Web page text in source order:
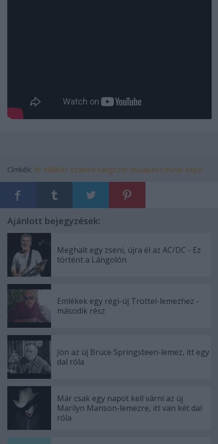
Címkék: hír kiállítás szakma hangszer budapest music expo
Ajánlott bejegyzések:
Meghalt egy zseni, újra él az AC/DC - Ez
történt a Lángolón
Emlékek egy régi-új Trottel-lemezhez -
második rész
Jön az új Bruce Springsteen-lemez, itt egy
dal róla
Már csak egy napot kell várni az új
Marilyn Manson-lemezre, itt van két dal
róla